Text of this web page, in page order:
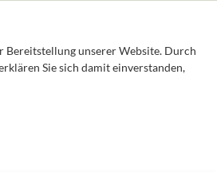
Bereitstellung unserer Website. Durch
Sie sich damit einverstanden,